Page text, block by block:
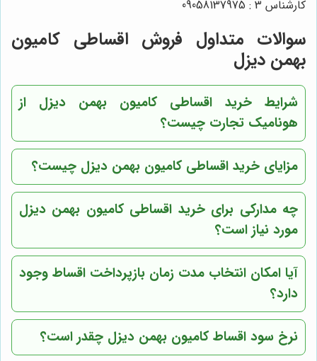
کارشناس 3 : 09058137975
سوالات متداول فروش اقساطی کامیون
بهمن دیزل
شرایط خرید اقساطی کامیون بهمن دیزل از
هونامیک تجارت چیست؟
مزایای خرید اقساطی کامیون بهمن دیزل چیست؟
چه مدارکی برای خرید اقساطی کامیون بهمن دیزل
مورد نیاز است؟
آیا امکان انتخاب مدت زمان بازپرداخت اقساط وجود
دارد؟
نرخ سود اقساط کامیون بهمن دیزل چقدر است؟